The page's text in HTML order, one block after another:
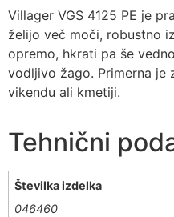
Villager VGS 4125 PE je
želijo več moči, robustno
opremo, hkrati pa še
vodljivo žago. Primerna je
vikendu ali kmetiji.
Tehnični
Številka izdelka
046460